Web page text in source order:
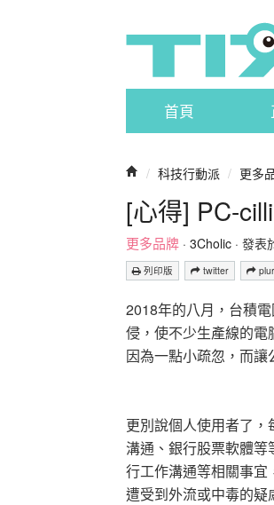
首頁
/ 科技行動派 / 更多
[心得] PC-
更多品牌 · 3Cholic · 發表
列印版 twitter
2018年的八月，台積
侵，使不少生產線的
因為一點小疏忽，而
更別說個人使用者了
溝通、銀行股票軟體
行工作溝通等相關事
遭受到外流或中毒的疑